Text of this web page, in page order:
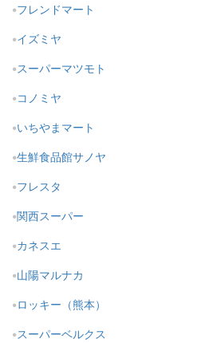
フレンドマート
イズミヤ
スーパーマツモト
コノミヤ
いちやまマート
生鮮食品館サノヤ
フレスタ
関西スーパー
カネスエ
山陽マルナカ
ロッキー（熊本）
スーパーベルクス